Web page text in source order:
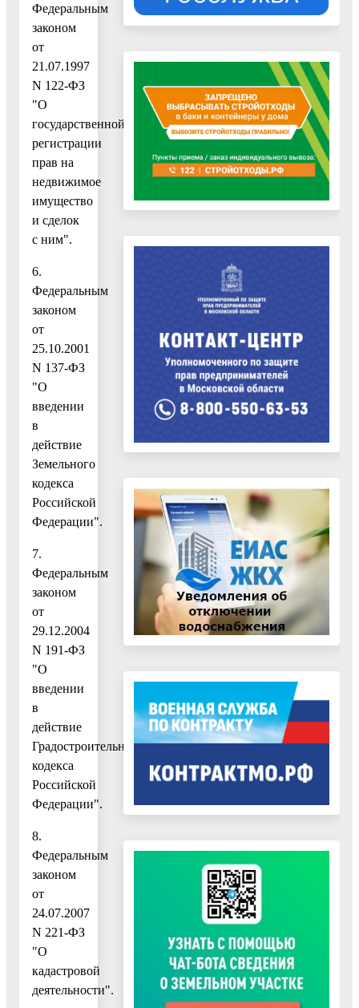
Федеральным
законом
от
21.07.1997
N 122-ФЗ
"О
государственной
регистрации
прав на
недвижимое
имущество
и сделок
с ним".
6.
Федеральным
законом
от
25.10.2001
N 137-ФЗ
"О
введении
в
действие
Земельного
кодекса
Российской
Федерации".
7.
Федеральным
законом
от
29.12.2004
N 191-ФЗ
"О
введении
в
действие
Градостроительного
кодекса
Российской
Федерации".
8.
Федеральным
законом
от
24.07.2007
N 221-ФЗ
"О
кадастровой
деятельности".